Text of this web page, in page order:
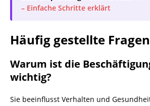
– Einfache Schritte erklärt
Häufig gestellte Fragen
Warum ist die
wichtig?
Sie beeinflusst Verhalten und